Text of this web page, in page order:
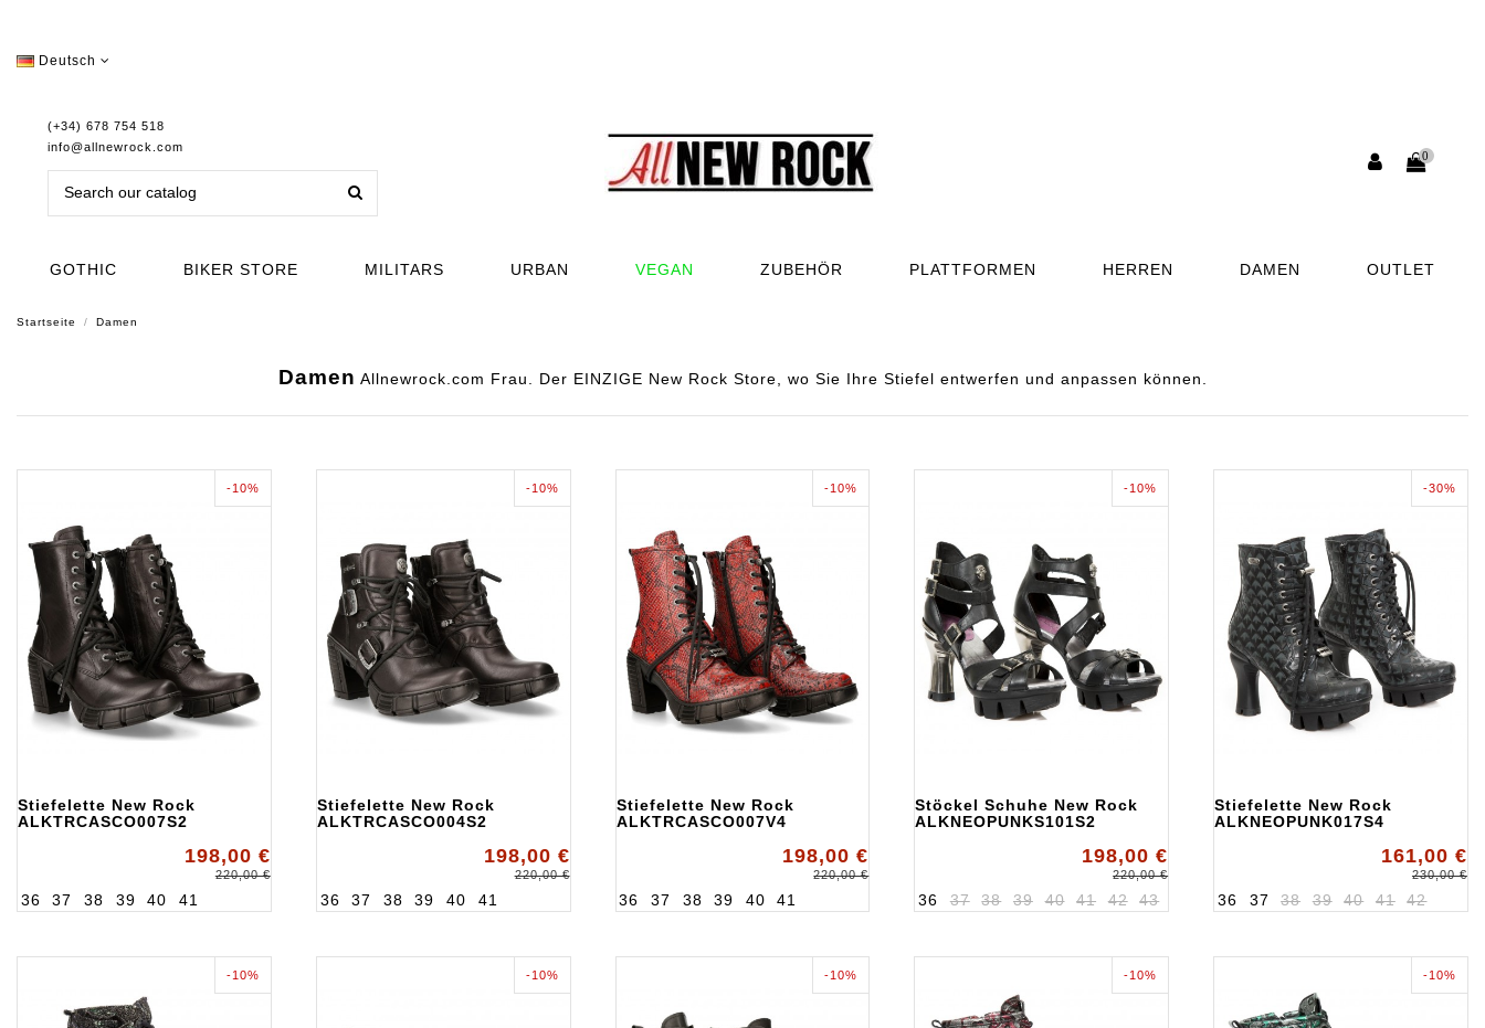
Deutsch
(+34) 678 754 518
info@allnewrock.com
0
GOTHIC BIKER STORE MILITARS URBAN VEGAN ZUBEHÖR PLATTFORMEN HERREN DAMEN OUTLET
Startseite Damen
Damen Allnewrock.com Frau. Der EINZIGE New Rock Store, wo Sie Ihre Stiefel entwerfen und anpassen können.
-10%
Stiefelette New Rock
ALKTRCASCO007S2
198,00 €
220,00 €
36 37 38 39 40 41
-10%
Stiefelette New Rock
ALKTRCASCO004S2
198,00 €
220,00 €
36 37 38 39 40 41
-10%
Stiefelette New Rock
ALKTRCASCO007V4
198,00 €
220,00 €
36 37 38 39 40 41
-10%
Stöckel Schuhe New Rock
ALKNEOPUNKS101S2
198,00 €
220,00 €
36 37 38 39 40 41 42 43
-30%
Stiefelette New Rock
ALKNEOPUNK017S4
161,00 €
230,00 €
36 37 38 39 40 41 42
-10% -10% -10% -10% -10%